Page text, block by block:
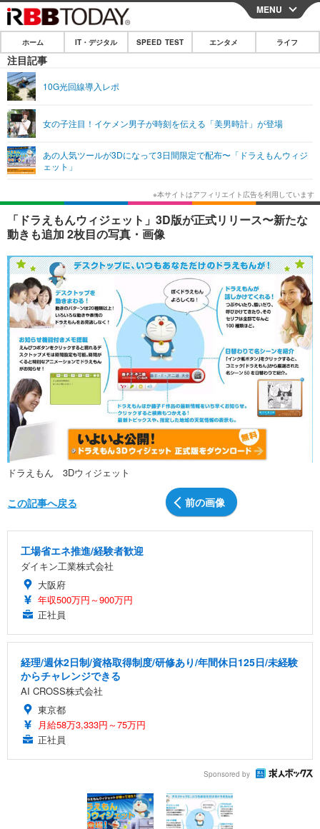
CLOSE
ホーム
IT・デジタル
ショッピング その他
SPEED TEST
エンタメ
エンタメTOP
韓国・芸能
音楽 スポーツ
ショッピング
ライフ
ライフTOP グルメ
ペット ショッピング
その他
リリース一覧
プッシュ通知の停止方法
MENU
ホーム IT・デジタル SPEED TEST エンタメ ライフ
注目記事
10G光回線導入レポ
女の子注目！イケメン男子が時刻を伝える「美男時計」が登場
あの人気ツールが3Dになって3日間限定で配布〜「ドラえもんウィジ
ェット」
「ドラえもんウィジェット」3D版が正式リリース〜新たな
動きも追加 2枚目の写真・画像
ドラえもん 3Dウィジェット
前の画像
この記事へ戻る
工場省エネ推進/経験者歓迎
ダイキン工業株式会社
大阪府
年収500万円～900万円
正社員
経理/週休2日制/資格取得制度/研修あり/年間休日125日/未経験
からチャレンジできる
AI CROSS株式会社
東京都
月給58万3,333円～75万円
正社員
Sponsored by